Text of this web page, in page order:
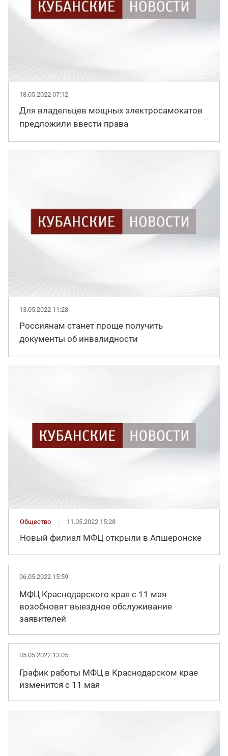
18.05.2022 07:12
Для владельцев мощных электросамокатов
предложили ввести права
13.05.2022 11:28
Россиянам станет проще получить
документы об инвалидности
Общество 11.05.2022 15:28
Новый филиал МФЦ открыли в Апшеронске
06.05.2022 15:59
МФЦ Краснодарского края с 11 мая
возобновят выездное обслуживание
заявителей
05.05.2022 13:05
График работы МФЦ в Краснодарском крае
изменится с 11 мая